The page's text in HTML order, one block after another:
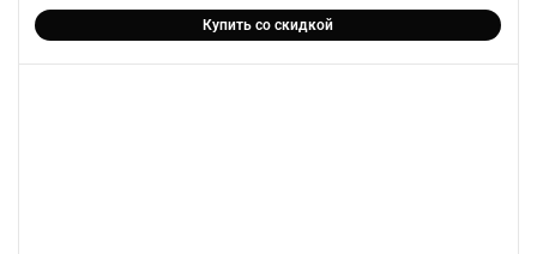
Купить со скидкой